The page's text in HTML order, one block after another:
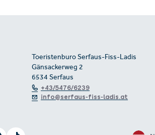
Toeristenburo Serfaus-Fiss-Ladis
Gänsackerweg 2
6534 Serfaus
+43/5476/6239
info@serfaus-fiss-ladis.at